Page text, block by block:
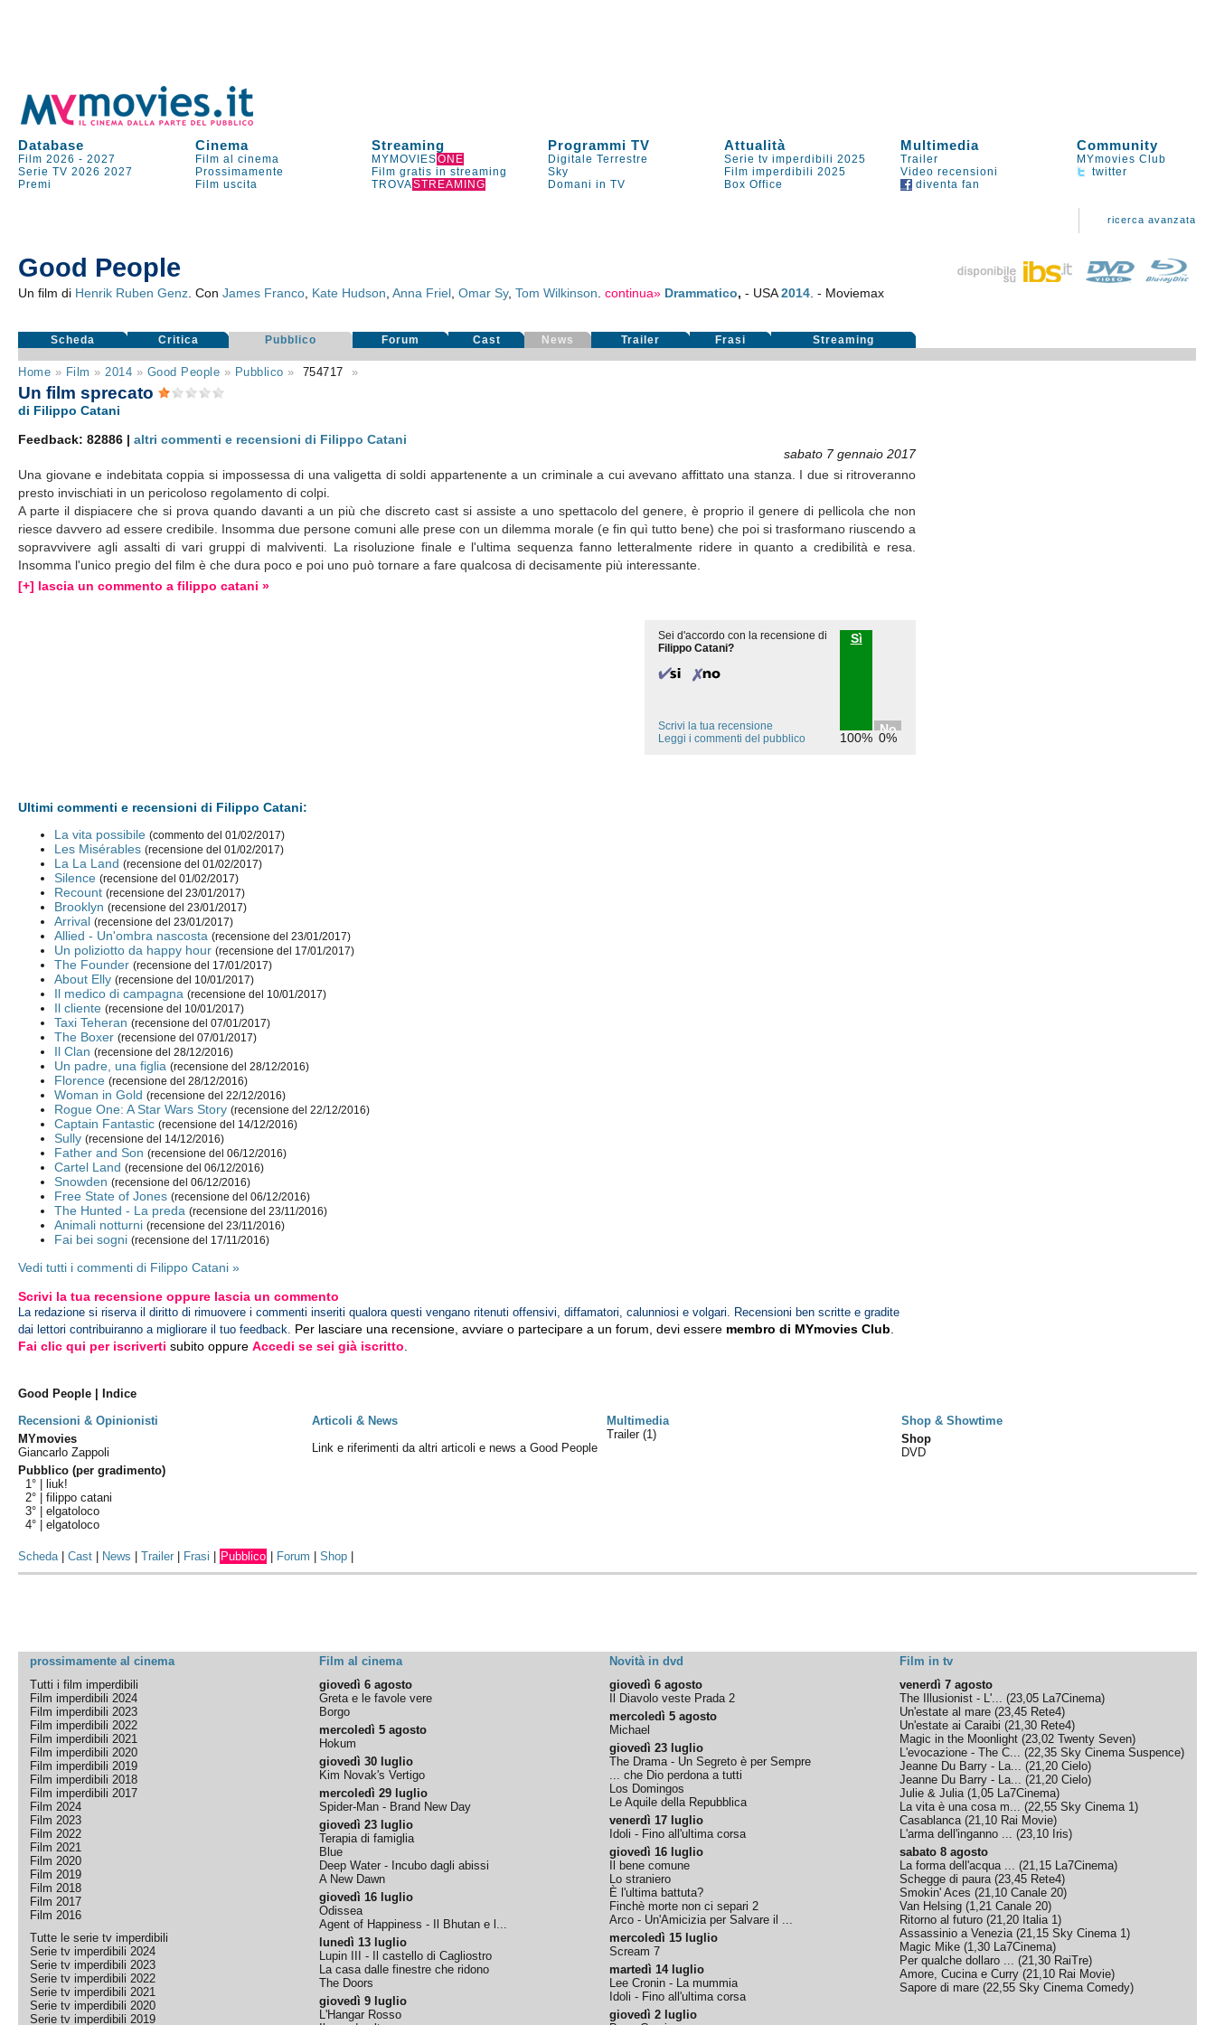
Database Cinema Streaming Programmi TV Attualità Multimedia Community
Film 2026 -2027 Film al cinema MYMOVIESONE Digitale Terrestre Serie tv imperdibili 2025 Trailer
MYmovies Club
Serie TV 2026 2027 Prossimamente Film gratis in streaming Sky Film imperdibili 2025 Video recensioni
twitter
Premi
Film uscita TROVASTREAMING Domani in TV Box Office diventa fan
ricerca avanzata
Good People
Un film di Henrik Ruben Genz . ConJames Franco Kate Hudson ,Anna Friel ,Omar Sy,Tom Wilkinson .continua» Drammatico,- USA2014 . - Moviemax
Scheda Critica Pubblico Forum Cast News Trailer Frasi Streaming
Home » Film » 2014 » Good People » Pubblico » 754717 »
Un film sprecato
di Filippo Catani
Feedback: 82886 |altri commenti e recensioni di Filippo Catani
sabato 7 gennaio 2017
Una giovane e indebitata coppia si impossessa di una valigetta di soldi appartenente a un criminale a cui avevano affittato una stanza. I due si ritroveranno
presto invischiati in un pericoloso regolamento di colpi.
A parte il dispiacere che si prova quando davanti a un più che discreto cast si assiste a uno spettacolo del genere, è proprio il genere di pellicola che non
riesce davvero ad essere credibile. Insomma due persone comuni alle prese con un dilemma morale (e fin quì tutto bene) che poi si trasformano riuscendo a
sopravvivere agli assalti di vari gruppi di malviventi. La risoluzione finale e l'ultima sequenza fanno letteralmente ridere in quanto a credibilità e resa.
Insomma l'unico pregio del film è che dura poco e poi uno può tornare a fare qualcosa di decisamente più interessante.
[+] lascia un commento a filippo catani »
Sei d'accordo con la recensione di
Filippo Catani?
Sì
100%
No
0%
Scrivi la tua recensione
Leggi i commenti del pubblico
Ultimi commenti e recensioni di Filippo Catani:
La vita possibile (commento del 01/02/2017)
Les Misérables (recensione del 01/02/2017)
La La Land (recensione del 01/02/2017)
Silence (recensione del 01/02/2017)
Recount (recensione del 23/01/2017)
Brooklyn (recensione del 23/01/2017)
Arrival (recensione del 23/01/2017)
Allied - Un'ombra nascosta (recensione del 23/01/2017)
Un poliziotto da happy hour (recensione del 17/01/2017)
The Founder (recensione del 17/01/2017)
About Elly (recensione del 10/01/2017)
Il medico di campagna (recensione del 10/01/2017)
Il cliente (recensione del 10/01/2017)
Taxi Teheran (recensione del 07/01/2017)
The Boxer (recensione del 07/01/2017)
Il Clan (recensione del 28/12/2016)
Un padre, una figlia (recensione del 28/12/2016)
Florence (recensione del 28/12/2016)
Woman in Gold (recensione del 22/12/2016)
Rogue One: A Star Wars Story (recensione del 22/12/2016)
Captain Fantastic (recensione del 14/12/2016)
Sully (recensione del 14/12/2016)
Father and Son (recensione del 06/12/2016)
Cartel Land (recensione del 06/12/2016)
Snowden (recensione del 06/12/2016)
Free State of Jones (recensione del 06/12/2016)
The Hunted - La preda (recensione del 23/11/2016)
Animali notturni (recensione del 23/11/2016)
Fai bei sogni (recensione del 17/11/2016)
Vedi tutti i commenti di Filippo Catani »
Scrivi la tua recensione oppure lascia un commento
La redazione si riserva il diritto di rimuovere i commenti inseriti qualora questi vengano ritenuti offensivi, diffamatori, calunniosi e volgari. Recensioni ben scritte e gradite
dai lettori contribuiranno a migliorare il tuo feedback. Per lasciare una recensione, avviare o partecipare a un forum, devi essere membro di MYmovies Club
Fai clic qui per iscriverti subito oppureAccedi se sei già iscritto
Good People | Indice
Recensioni & Opinionisti
Articoli & News Multimedia
Shop & Showtime
MYmovies
Giancarlo Zappoli
Pubblico (per gradimento)
1° |
liuk!
2° |filippo catani
3° |elgatoloco
4° |elgatoloco
Link e riferimenti da altri articoli e news a Good People
Trailer (1)
Shop
DVD
Scheda|Cast News |Trailer Frasi Pubblico Forum |Shop
prossimamente al cinema Film al cinema Novità in dvd
Film in tv
Tutti i film imperdibili
Film imperdibili 2024
Film imperdibili 2023
Film imperdibili 2022
Film imperdibili 2021
Film imperdibili 2020
Film imperdibili 2019
Film imperdibili 2018
Film imperdibili 2017
Film 2024
Film 2023
Film 2022
Film 2021
Film 2020
Film 2019
Film 2018
Film 2017
Film 2016
Tutte le serie tv imperdibili
Serie tv imperdibili 2024
Serie tv imperdibili 2023
Serie tv imperdibili 2022
Serie tv imperdibili 2021
Serie tv imperdibili 2020
Serie tv imperdibili 2019
giovedì 6 agosto
Greta e le favole vere
Borgo
mercoledì 5 agosto
Hokum
giovedì 30 luglio
Kim Novak's Vertigo
mercoledì 29 luglio
Spider-Man - Brand New Day
giovedì 23 luglio
Terapia di famiglia
Blue
Deep Water - Incubo dagli abissi
A New Dawn
giovedì 16 luglio
Odissea
Agent of Happiness - Il Bhutan e l...
lunedì 13 luglio
Lupin III - Il castello di Cagliostro
La casa dalle finestre che ridono
The Doors
giovedì 9 luglio
L'Hangar Rosso
giovedì 6 agosto
Il Diavolo veste Prada 2
mercoledì 5 agosto
Michael
giovedì 23 luglio
The Drama - Un Segreto è per Sempre
... che Dio perdona a tutti
Los Domingos
Le Aquile della Repubblica
venerdì 17 luglio
Idoli - Fino all'ultima corsa
giovedì 16 luglio
Il bene comune
Lo straniero
È l'ultima battuta?
Finchè morte non ci separi 2
Arco - Un'Amicizia per Salvare il ...
mercoledì 15 luglio
Scream 7
martedì 14 luglio
Lee Cronin - La mummia
Idoli - Fino all'ultima corsa
giovedì 2 luglio
venerdì 7 agosto
The Illusionist - L'... (23,05 La7Cinema)
Un'estate al mare (23,45 Rete4)
Un'estate ai Caraibi (21,30 Rete4)
Magic in the Moonlight (23,02 Twenty Seven)
L'evocazione - The C... (22,35 Sky Cinema Suspence)
Jeanne Du Barry - La... (21,20 Cielo)
Jeanne Du Barry - La... (21,20 Cielo)
Julie & Julia(1,05 La7Cinema)
La vita è una cosa m... (22,55 Sky Cinema 1)
Casablanca(21,10 Rai Movie)
L'arma dell'inganno ... (23,10 Iris)
sabato 8 agosto
La forma dell'acqua ... (21,15 La7Cinema)
Schegge di paura(23,45 Rete4)
Smokin' Aces (21,10 Canale 20)
Van Helsing (1,21 Canale 20)
Ritorno al futuro (21,20 Italia 1)
Assassinio a Venezia(21,15 Sky Cinema 1)
Magic Mike (1,30 La7Cinema)
Per qualche dollaro ... (21,30 RaiTre)
Amore, Cucina e Curry (21,10 Rai Movie)
Sapore di mare (22,55 Sky Cinema Comedy)